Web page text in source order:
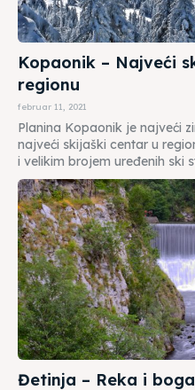
Kopaonik – Najveći
regionu
februar 11, 2021
Planina Kopaonik je najveći
najveći skijaški centar u
i velikim brojem uređenih ski
Đetinja – Reka i